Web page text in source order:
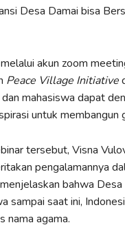
Desa Damai bisa
akun zoom
Peace Village Initiative
mahasiswa dapat
untuk membangun
tersebut, Visna
pengalamannya
bahwa
saat ini,
nama agama.